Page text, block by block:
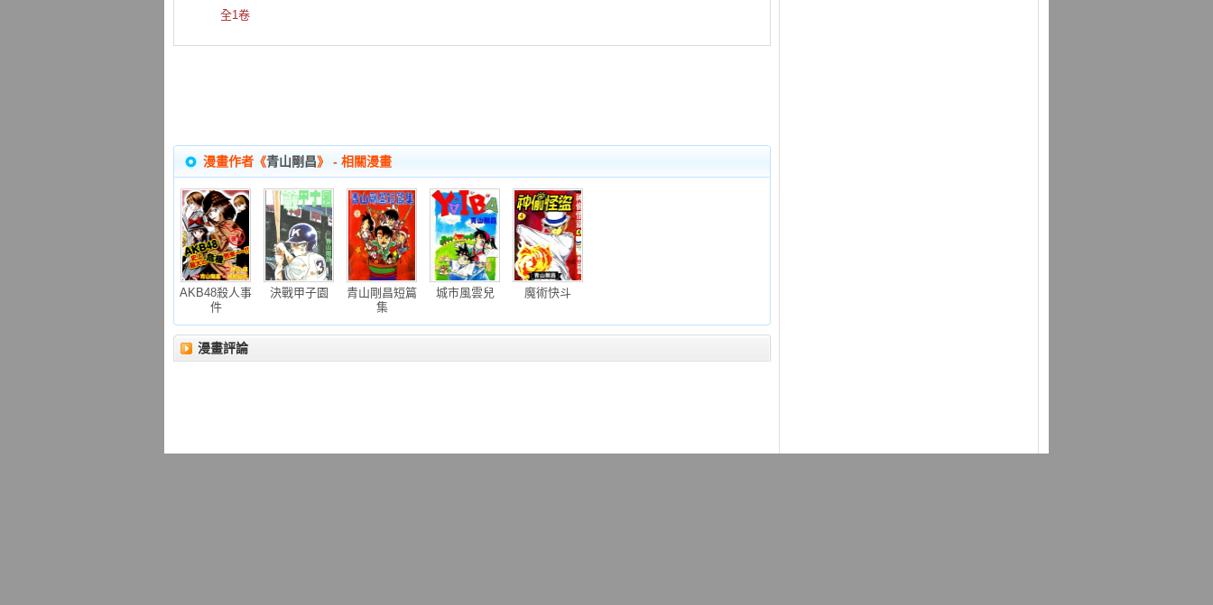
全1卷
漫畫作者《青山剛昌》 - 相關漫畫
AKB48殺人事
件
決戰甲子園
青山剛昌短篇
集
城市風雲兒 魔術快斗
漫畫評論